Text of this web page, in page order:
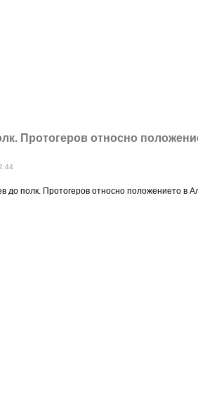
Протогеров относно
до полк. Протогеров относно положението в